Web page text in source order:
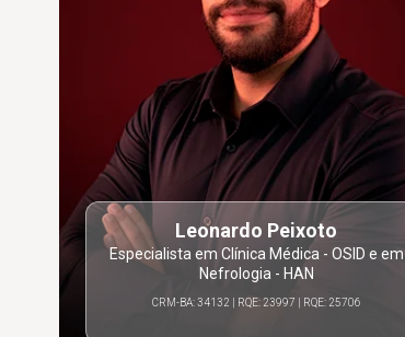
Leonardo Peixoto
Especialista em Clínica Médica - OSID e em
Nefrologia - HAN
CRM-BA: 34132 | RQE: 23997 | RQE: 25706